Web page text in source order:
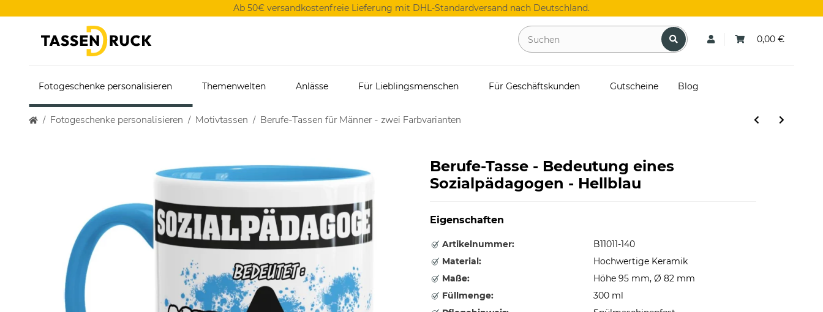
Ab 50€ versandkostenfreie Lieferung mit DHL-Standardversand nach Deutschland.
0,00 €
Fotogeschenke personalisieren Themenwelten Anlässe Für Lieblingsmenschen Für Geschäftskunden Gutscheine Blog
Fotogeschenke personalisieren Motivtassen Berufe-Tassen für Männer - zwei Farbvarianten
Berufe-Tasse - Bedeutung eines
Sozialpädagogen - Hellblau
Eigenschaften
Artikelnummer:
B11011-140
Material:
Hochwertige Keramik
Maße:
Höhe 95 mm, Ø 82 mm
Füllmenge:
300 ml